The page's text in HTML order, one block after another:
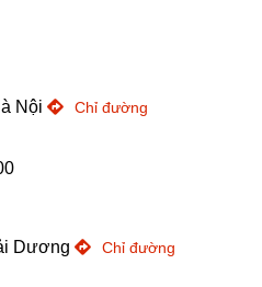
Nội Chỉ đường
Dương Chỉ đường